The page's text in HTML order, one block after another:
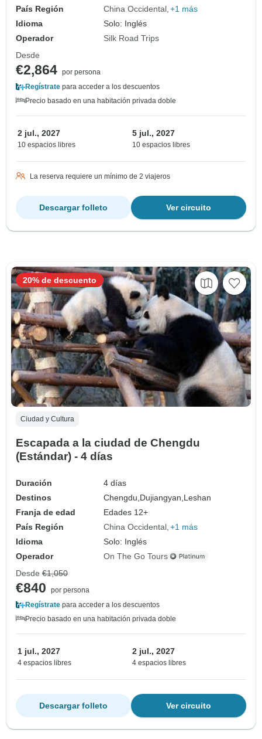
País Región China Occidental +1 más
Idioma
Solo: Inglés
Operador
Silk Road Trips
Desde
€2,864 por persona
Regístrate para acceder a los descuentos
Precio basado en una habitación privada doble
2 jul., 2027
10 espacios libres
5 jul., 2027
10 espacios libres
La reserva requiere un mínimo de 2 viajeros
Ver circuito
Descargar folleto
Ciudad y Cultura
Escapada a la ciudad de Chengdu
(Estándar) - 4 días
Duración
4 días
Destinos
Chengdu, Dujiangyan, Leshan
Franja de edad
Edades 12+
País Región
China Occidental +1 más
Idioma
Solo: Inglés
Operador
On The Go Tours
20% de descuento
Desde €1,050
€840
por persona
Regístrate para acceder a los descuentos
Precio basado en una habitación privada doble
1 jul., 2027
4 espacios libres
2 jul., 2027
4 espacios libres
Ver circuito
Descargar folleto